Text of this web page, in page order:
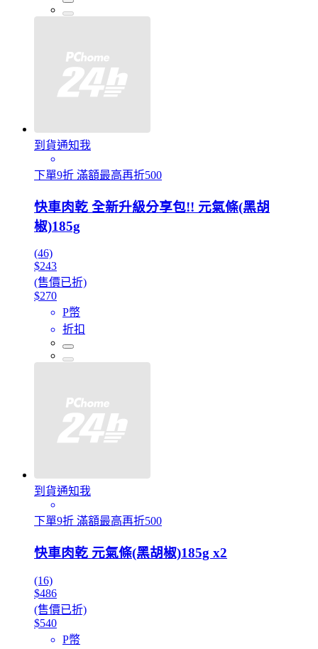
到貨通知我
下單9折 滿額最高再折500
快車肉乾 全新升級分享包!! 元氣條(黑胡
椒)185g
(46)
$243
(售價已折)
$270
P幣
折扣
到貨通知我
下單9折 滿額最高再折500
快車肉乾 元氣條(黑胡椒)185g x2
(16)
$486
(售價已折)
$540
P幣